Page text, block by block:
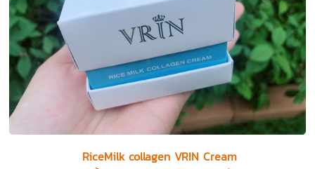
RiceMilk collagen VRIN Cream